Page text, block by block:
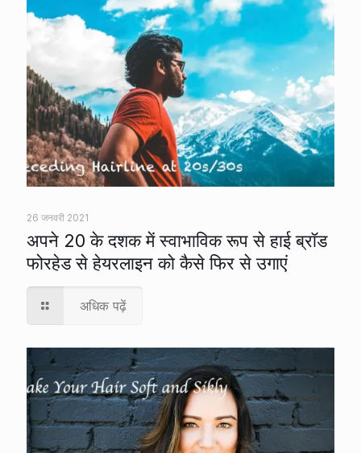
26 जनवरी 2021
अपने 20 के दशक में स्वाभाविक रूप से हाई ब्रॉड
फोरहेड से हेयरलाइन को कैसे फिर से उगाएं
अधिक पढ़ें